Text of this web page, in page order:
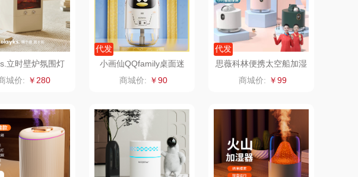
洁玉（定制款） 富昌（定制款） 爱国者（移动电
源）
江中猴姑 江中食疗 凤凰
九阳（代理商） 晒瑞 实丰文化
中茶 山萃 可益康
梦洁家纺 路悠悠
立时壁炉氛围灯
湿器JSQ00502
城价: ￥280
代发
小画仙QQfamily桌面迷
你加湿器QJSQ-1501
商城价: ￥90
代发
思薇科林便携太空船加湿
器数显灯光空气雾化器
商城价: ￥99